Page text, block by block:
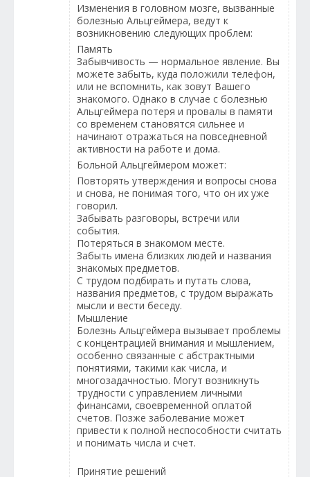
Изменения в головном мозге, вызванные
болезнью Альцгеймера, ведут к
возникновению следующих проблем:
Память
Забывчивость — нормальное явление. Вы
можете забыть, куда положили телефон,
или не вспомнить, как зовут Вашего
знакомого. Однако в случае с болезнью
Альцгеймера потеря и провалы в памяти
со временем становятся сильнее и
начинают отражаться на повседневной
активности на работе и дома.
Больной Альцгеймером может:
Повторять утверждения и вопросы снова
и снова, не понимая того, что он их уже
говорил.
Забывать разговоры, встречи или
события.
Потеряться в знакомом месте.
Забыть имена близких людей и названия
знакомых предметов.
С трудом подбирать и путать слова,
названия предметов, с трудом выражать
мысли и вести беседу.
Мышление
Болезнь Альцгеймера вызывает проблемы
с концентрацией внимания и мышлением,
особенно связанные с абстрактными
понятиями, такими как числа, и
многозадачностью. Могут возникнуть
трудности с управлением личными
финансами, своевременной оплатой
счетов. Позже заболевание может
привести к полной неспособности считать
и понимать числа и счет.
Принятие решений